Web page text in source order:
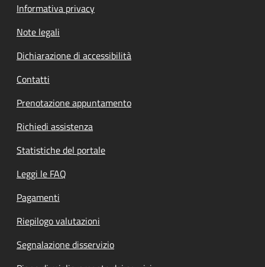
Informativa privacy
Note legali
Dichiarazione di accessibilità
Contatti
Prenotazione appuntamento
Richiedi assistenza
Statistiche del portale
Leggi le FAQ
Pagamenti
Riepilogo valutazioni
Segnalazione disservizio